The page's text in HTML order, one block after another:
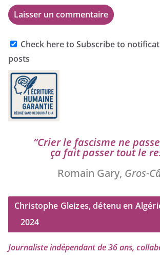
Check here to Subscribe to
posts
“Crier le fas­cisme ne
ça fait pas­ser tout le
Romain Gary, Gros-
Christophe Gleizes, détenu en
2024
Journaliste indé­pen­dant de36ans,